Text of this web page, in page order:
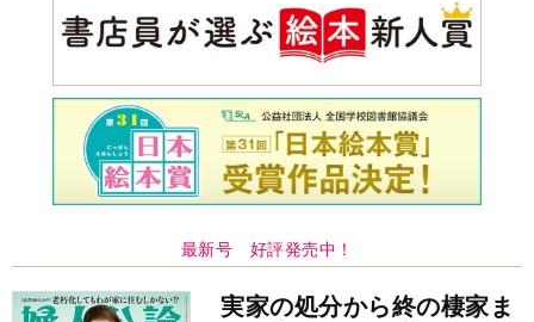
最新号 好評発売中！
実家の処分から終の棲家ま